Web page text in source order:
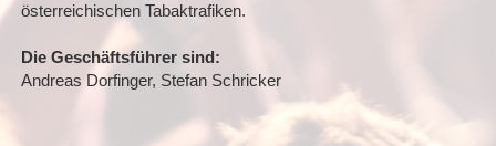
österreichischen Tabaktrafiken.
Die Geschäftsführer sind:
Andreas Dorfinger, Stefan Schricker